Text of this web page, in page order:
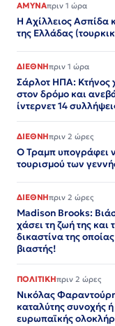
ΑΜΥΝΑπριν 1 ώρα
Η Αχίλλειος Ασπίδα
της Ελλάδας
ΔΙΕΘΝΗπριν 1 ώρα
Σάρλοτ ΗΠΑ: Κτήνος
στον δρόμο και
ίντερνετ 14
ΔΙΕΘΝΗπριν 2 ώρες
Ο Τραμπ υπογράφει
τουρισμού των
ΔΙΕΘΝΗπριν 2 ώρες
Madison Brooks:
χάσει τη ζωή της
δικαστίνα της
βιαστής!
ΠΟΛΙΤΙΚΗπριν 2 ώρες
Νικόλας
καταλύτης συνοχής
ευρωπαϊκής